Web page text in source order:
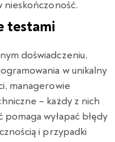
nieskończoność.
testami
doświadczeniu,
w unikalny
managerowie
– każdy z nich
wyłapać błędy
i przypadki